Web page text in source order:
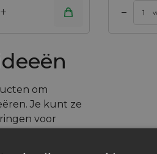
+ –
om
Je kunt ze
voor